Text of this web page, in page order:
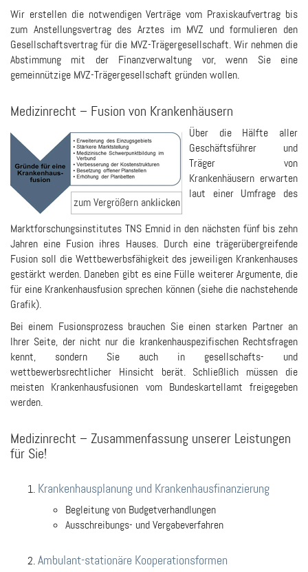
Wir erstellen die notwendigen Verträge vom Praxiskaufvertrag bis
zum Anstellungsvertrag des Arztes im MVZ und formulieren den
Gesellschaftsvertrag für die MVZ-Trägergesellschaft. Wir nehmen die
Abstimmung mit der Finanzverwaltung vor, wenn Sie eine
gemeinnützige MVZ-Trägergesellschaft gründen wollen.
Medizinrecht – Fusion von Krankenhäusern
Über die Hälfte aller
Geschäftsführer und
Träger von
Krankenhäusern erwarten
laut einer Umfrage des
Marktforschungsinstitutes TNS Emnid in den nächsten fünf bis zehn
Jahren eine Fusion ihres Hauses. Durch eine trägerübergreifende
Fusion soll die Wettbewerbsfähigkeit des jeweiligen Krankenhauses
gestärkt werden. Daneben gibt es eine Fülle weiterer Argumente, die
für eine Krankenhausfusion sprechen können (siehe die nachstehende
Grafik).
Bei einem Fusionsprozess brauchen Sie einen starken Partner an
Ihrer Seite, der nicht nur die krankenhauspezifischen Rechtsfragen
kennt, sondern Sie auch in gesellschafts- und
wettbewerbsrechtlicher Hinsicht berät. Schließlich müssen die
meisten Krankenhausfusionen vom Bundeskartellamt freigegeben
werden.
Medizinrecht – Zusammenfassung unserer Leistungen
für Sie!
Krankenhausplanung und Krankenhausfinanzierung
Begleitung von Budgetverhandlungen
Ausschreibungs- und Vergabeverfahren
Ambulant-stationäre Kooperationsformen